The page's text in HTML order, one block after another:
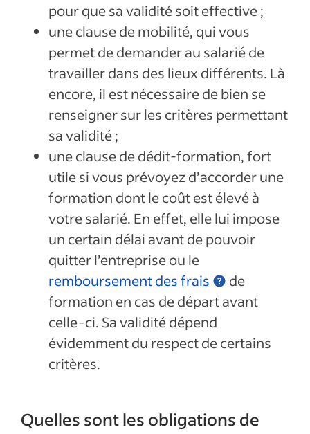
pour que sa validité soit effective ;
une clause de mobilité, qui vous
permet de demander au salarié de
travailler dans des lieux différents. Là
encore, il est nécessaire de bien se
renseigner sur les critères permettant
sa validité ;
une clause de dédit-formation, fort
utile si vous prévoyez d’accorder une
formation dont le coût est élevé à
votre salarié. En effet, elle lui impose
un certain délai avant de pouvoir
quitter l’entreprise ou le
remboursement des frais
de
formation en cas de départ avant
celle-ci. Sa validité dépend
évidemment du respect de certains
critères.
Quelles sont les obligations de